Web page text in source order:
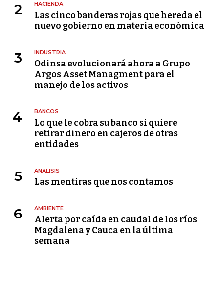
2 HACIENDA
Las cinco banderas rojas que hereda el
nuevo gobierno en materia económica
3 INDUSTRIA
Odinsa evolucionará ahora a Grupo
Argos Asset Managment para el
manejo de los activos
4 BANCOS
Lo que le cobra su banco si quiere
retirar dinero en cajeros de otras
entidades
5 ANÁLISIS
Las mentiras que nos contamos
6 AMBIENTE
Alerta por caída en caudal de los ríos
Magdalena y Cauca en la última
semana